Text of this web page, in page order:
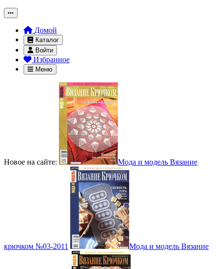
Домой
Каталог
Войти
Избранное
Меню
Новое на сайте: Мода и модель Вязание
крючком №03-2011 Мода и модель Вязание